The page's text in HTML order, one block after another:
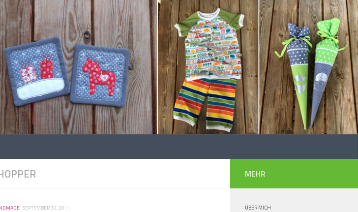
SEPTEMBER 30, 2011
MEHR
ÜBER MICH